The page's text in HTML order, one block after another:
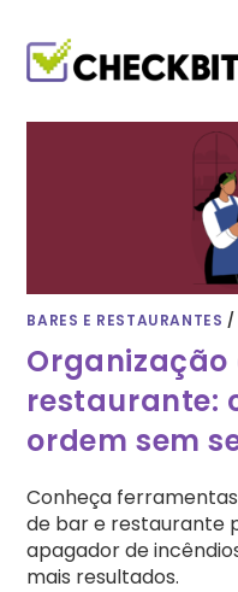
conteúdo
BARES E RESTAURANTES /
Organização
restaurante:
ordem sem
Conheça
de bar e restaurante
apagador de
mais resultados.